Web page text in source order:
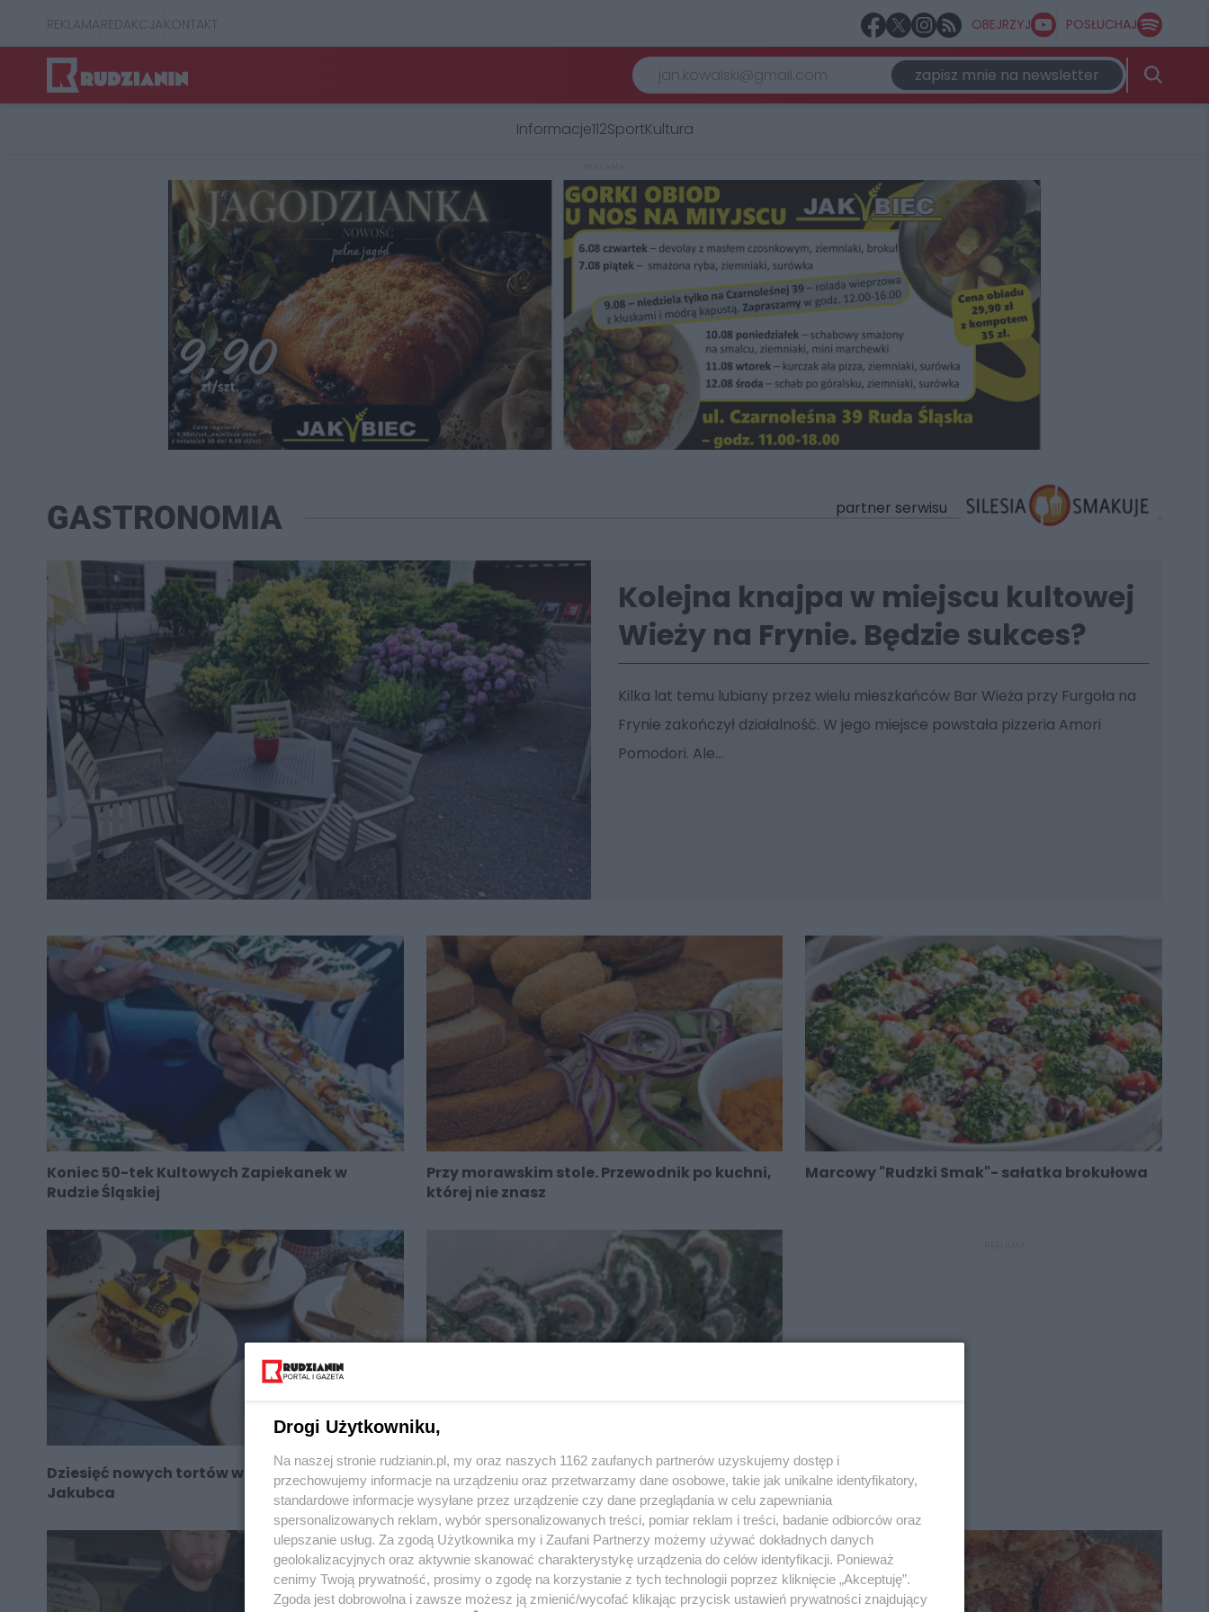
REKLAMAREDAKCJAKONTAKT OBEJRZYJ POSŁUCHAJ
zapisz mnie na newsletter
Informacje112SportKultura
partner serwisu
GASTRONOMIA
Kolejna knajpa w miejscu kultowej
Wieży na Frynie. Będzie sukces?
Kilka lat temu lubiany przez wielu mieszkańców Bar Wieża przy Furgoła na
Frynie zakończył działalność. W jego miejsce powstała pizzeria Amori
Pomodori. Ale...
Koniec 50-tek Kultowych Zapiekanek w
Rudzie Śląskiej
Przy morawskim stole. Przewodnik po kuchni,
której nie znasz
Marcowy "Rudzki Smak"- sałatka brokułowa
Dziesięć nowych tortów w ofercie rudzkiego
Jakubca
Rudzkie Smaki - XII edycja konkursu
kulinarnego rozpoczęta
Drogi Użytkowniku,
Na naszej stronie rudzianin.pl, my oraz naszych 1162 zaufanych partnerów uzyskujemy dostęp i
przechowujemy informacje na urządzeniu oraz przetwarzamy dane osobowe, takie jak unikalne identyfikatory,
standardowe informacje wysyłane przez urządzenie czy dane przeglądania w celu zapewniania
spersonalizowanych reklam, wybór spersonalizowanych treści, pomiar reklam i treści, badanie odbiorców oraz
ulepszanie usług. Za zgodą Użytkownika my i Zaufani Partnerzy możemy używać dokładnych danych
geolokalizacyjnych oraz aktywnie skanować charakterystykę urządzenia do celów identyfikacji. Ponieważ
cenimy Twoją prywatność, prosimy o zgodę na korzystanie z tych technologii poprzez kliknięcie „Akceptuję”.
Zgoda jest dobrowolna i zawsze możesz ją zmienić/wycofać klikając przycisk ustawień prywatności znajdujący